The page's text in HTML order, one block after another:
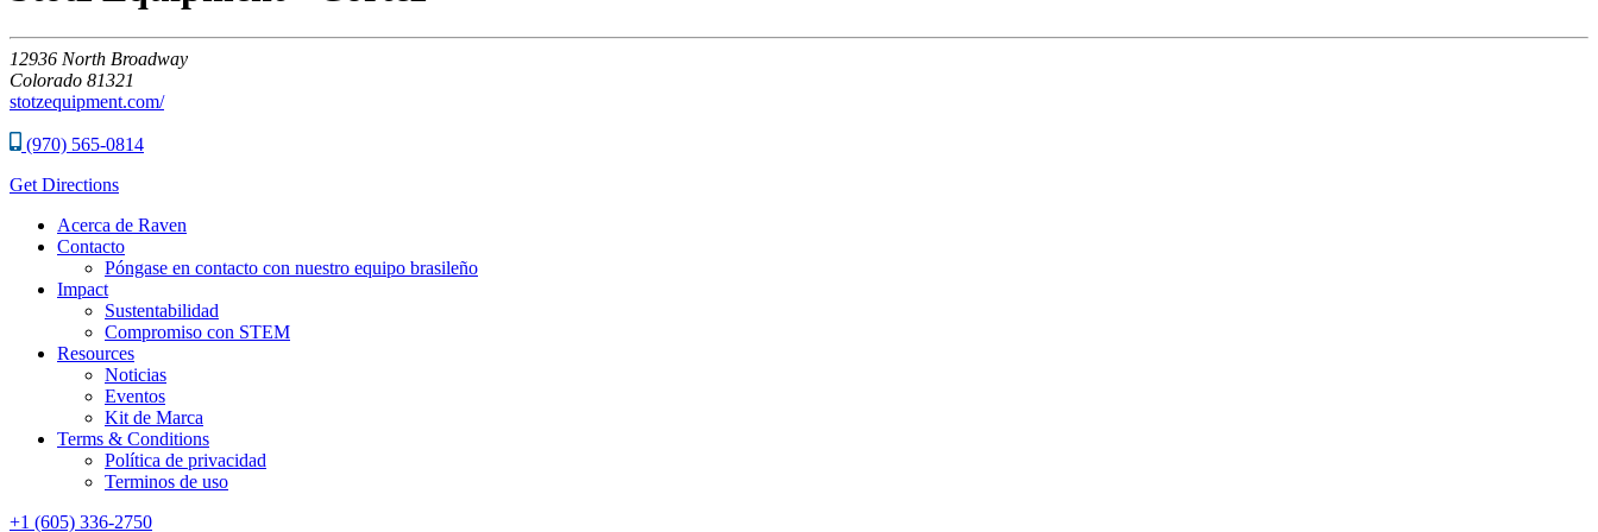
12936 North Broadway
Colorado 81321
stotzequipment.com/
(970) 565-0814
Get Directions
Acerca de Raven
Contacto
Póngase en contacto con nuestro equipo brasileño
Impact
Sustentabilidad
Compromiso con STEM
Resources
Noticias
Eventos
Kit de Marca
Terms & Conditions
Política de privacidad
Terminos de uso
+1 (605) 336-2750